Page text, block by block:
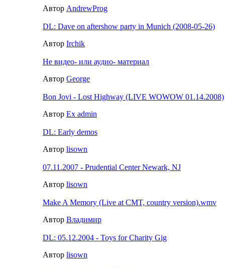
Автор AndrewProg
DL: Dave on aftershow party in Munich (2008-05-26)
Автор Irchik
Не видео- или аудио- материал
Автор George
Bon Jovi - Lost Highway (LIVE WOWOW 01.14.2008)
Автор Ex admin
DL: Early demos
Автор lisown
07.11.2007 - Prudential Center Newark, NJ
Автор lisown
Make A Memory (Live at CMT, country version).wmv
Автор Владимир
DL: 05.12.2004 - Toys for Charity Gig
Автор lisown